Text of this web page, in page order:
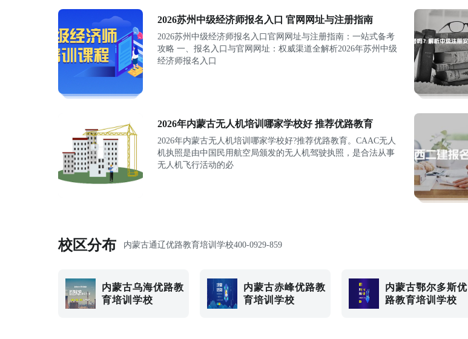
2026苏州中级经济师报名入口 官网网址与注册指南
2026苏州中级经济师报名入口官网网址与注册指南：一站式备考
攻略 一、报名入口与官网网址：权威渠道全解析2026年苏州中级
经济师报名入口
2026年内蒙古无人机培训哪家学校好 推荐优路教育
2026年内蒙古无人机培训哪家学校好?推荐优路教育。CAAC无人
机执照是由中国民用航空局颁发的无人机驾驶执照，是合法从事
无人机飞行活动的必
校区分布 内蒙古通辽优路教育培训学校400-0929-859
内蒙古乌海优路教
育培训学校
内蒙古赤峰优路教
育培训学校
内蒙古鄂尔多斯优
路教育培训学校